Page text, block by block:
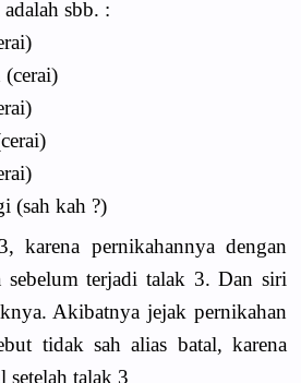
sbb. :
(sah kah ?)
karena pernikahannya dengan
sebelum terjadi talak 3. Dan siri
Akibatnya jejak pernikahan
tidak sah alias batal, karena
setelah talak 3